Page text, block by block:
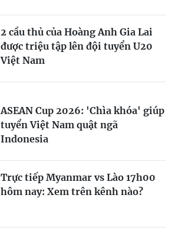
2 cầu thủ của Hoàng Anh Gia Lai
được triệu tập lên đội tuyển U20
Việt Nam
ASEAN Cup 2026: 'Chìa khóa' giúp
tuyển Việt Nam quật ngã
Indonesia
Trực tiếp Myanmar vs Lào 17h00
hôm nay: Xem trên kênh nào?